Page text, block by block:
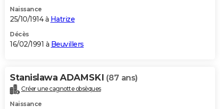
Naissance
25/10/1914 à Hatrize
Décès
16/02/1991 à Beuvillers
Stanislawa ADAMSKI (87 ans)
Créer une cagnotte obsèques
Naissance